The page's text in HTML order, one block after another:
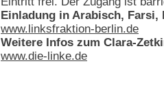
Einladung in Arabisch,
www.linksfraktion-berlin.de
Weitere Infos zum Clara-
www.die-linke.de